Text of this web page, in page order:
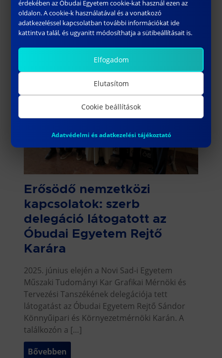
Bővebben
2025.06.16.
Erősödő nemzetközi
kapcsolatok: szerb
delegáció látogatott az
Óbudai Egyetem Rejtő
Karára
2025. június elején a Novi Sad-i Egyetem
Műszaki Tudományi Kar Grafikai Mérnöki és
Tervezési Tanszékének delegációja tett
látogatást az Óbudai Egyetem Rejtő Sándor
Könnyűipari és Környezetmérnöki Karán. A
találkozón a […]
Bővebben
érdekében az Óbudai Egyetem cookie-kat használ ezen az
oldalon. A cookie-k használatával és a vonatkozó
adatkezeléssel kapcsolatban további információkat ide
kattintva talál, és ugyanitt módosíthatja a sütibeállításait is.
Elfogadom
Elutasítom
Cookie beállítások
Adatvédelmi és adatkezelési tájékoztató